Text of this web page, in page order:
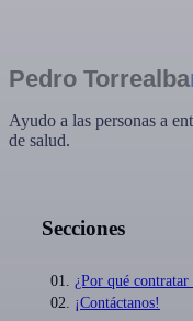
Pedro Torrealba
Ayudo a las personas a
de salud.
Secciones
¿Por qué
¡Contáctanos!